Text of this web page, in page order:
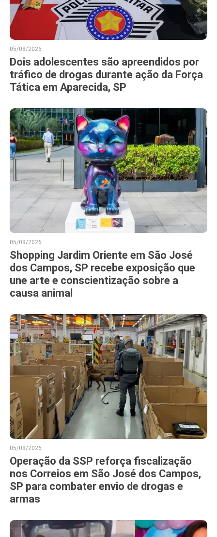
05/08/2026
Dois adolescentes são apreendidos por
tráfico de drogas durante ação da Força
Tática em Aparecida, SP
05/08/2026
Shopping Jardim Oriente em São José
dos Campos, SP recebe exposição que
une arte e conscientização sobre a
causa animal
05/08/2026
Operação da SSP reforça fiscalização
nos Correios em São José dos Campos,
SP para combater envio de drogas e
armas